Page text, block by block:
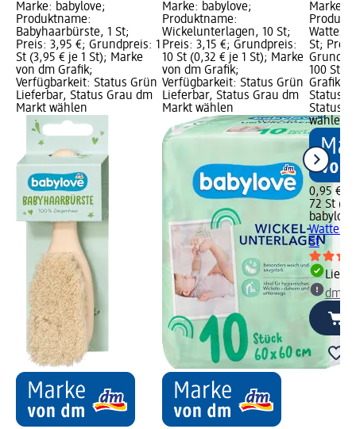
Marke: babylove;
Produktname:
Babyhaarbürste, 1 St;
Preis: 3,95 €; Grundpreis: 1
St (3,95 € je 1 St); Marke
von dm Grafik;
Verfügbarkeit: Status Grün
Lieferbar, Status Grau dm
Markt wählen
Marke: babylove;
Produktname:
Wickelunterlagen, 10 St;
Preis: 3,15 €; Grundpreis:
10 St (0,32 € je 1 St); Marke
von dm Grafik;
Verfügbarkeit: Status Grün
Lieferbar, Status Grau dm
Markt wählen
Marke:
St;
100 St);
Grafik;
Status
Status
wählen
0,95 €
72 St
babylove
St
dm